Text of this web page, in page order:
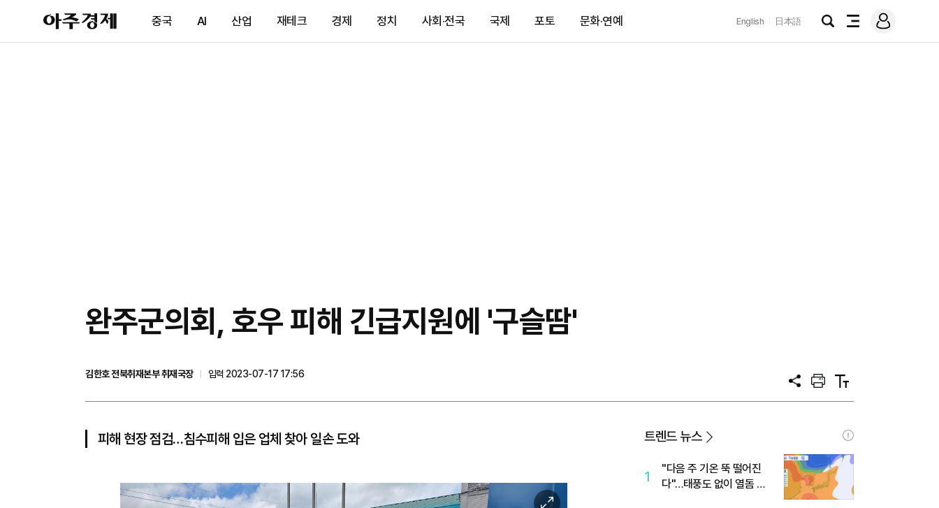
아
주
제
중국 AI 산업 재테크 경제 정치 사회·전국 국제 포토 문화·연예 English 日本語
검
전
메
그
완주군의회, 호우 피해 긴급지원에 '구슬땀'
김한호 전북취재본부 취재국장
입력 2023-07-17 17:56
공
프
트
텍
트
피해 현장 점검…침수피해 입은 업체 찾아 일손 도와
이
트렌드 뉴스
1
"다음 주 기온 뚝 떨어진
다"…태풍도 없이 열돔 박